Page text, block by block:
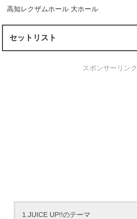
高知レクザムホール 大ホール
セットリスト
スポンサーリンク
1.JUICE UP!!のテーマ